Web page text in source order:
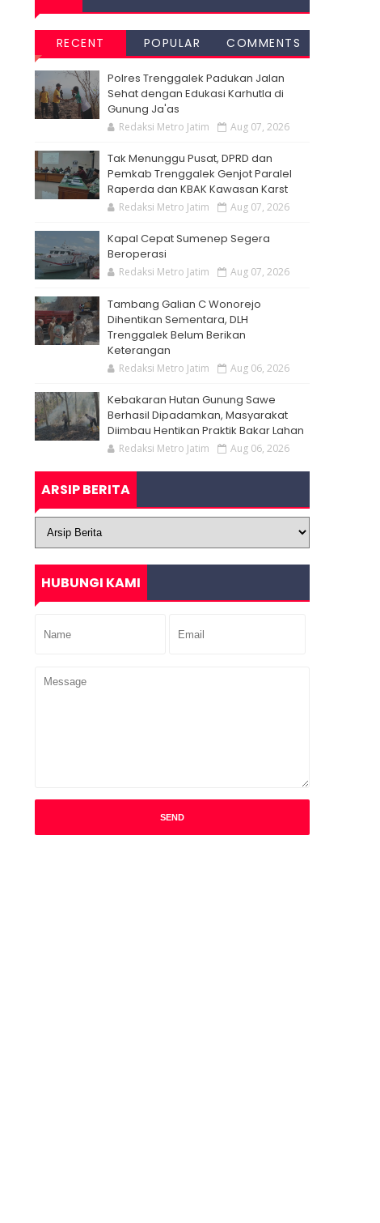
RECENT POPULAR COMMENTS
Polres Trenggalek Padukan Jalan
Sehat dengan Edukasi Karhutla di
Gunung Ja'as
Redaksi Metro Jatim Aug 07, 2026
Tak Menunggu Pusat, DPRD dan
Pemkab Trenggalek Genjot Paralel
Raperda dan KBAK Kawasan Karst
Redaksi Metro Jatim Aug 07, 2026
Kapal Cepat Sumenep Segera
Beroperasi
Redaksi Metro Jatim Aug 07, 2026
Tambang Galian C Wonorejo
Dihentikan Sementara, DLH
Trenggalek Belum Berikan
Keterangan
Redaksi Metro Jatim Aug 06, 2026
Kebakaran Hutan Gunung Sawe
Berhasil Dipadamkan, Masyarakat
Diimbau Hentikan Praktik Bakar Lahan
Redaksi Metro Jatim Aug 06, 2026
ARSIP BERITA
HUBUNGI KAMI